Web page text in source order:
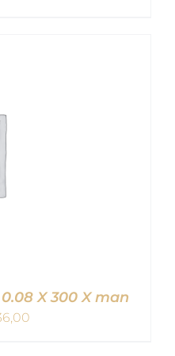
X 300 X man